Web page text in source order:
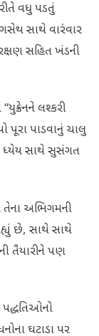
વધુ પડતું
સાથે વારંવાર
સહિત ખંડની
લશ્કરી
પૂરા પાડવાનું ચાલુ
ધ્યેય સાથે સુસંગત
તેના અભિગમની
છે, સાથે સાથે
તૈયારીને પણ
પદ્ધતિઓનો
ઘટાડા પર